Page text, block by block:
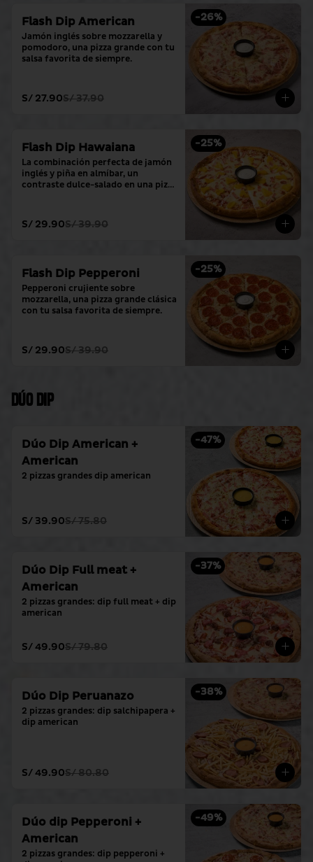
-26%
Flash Dip American
Jamón inglés sobre mozzarella y
pomodoro, una pizza grande con tu
salsa favorita de siempre.
S/ 27.90S/ 37.90
-25%
Flash Dip Hawaiana
La combinación perfecta de jamón
inglés y piña en almíbar, un
contraste dulce-salado en una pizza
S/ 29.90S/ 39.90
-25%
Flash Dip Pepperoni
Pepperoni crujiente sobre
mozzarella, una pizza grande clásica
con tu salsa favorita de siempre.
S/ 29.90S/ 39.90
Dúo Dip
-47%
Dúo Dip American +
American
2 pizzas grandes dip american
S/ 39.90S/ 75.80
-37%
Dúo Dip Full meat +
American
2 pizzas grandes: dip full meat + dip
american
S/ 49.90S/ 79.80
-38%
Dúo Dip Peruanazo
2 pizzas grandes: dip salchipapera +
dip american
S/ 49.90S/ 80.80
-49%
Dúo dip Pepperoni +
American
2 pizzas grandes: dip pepperoni +